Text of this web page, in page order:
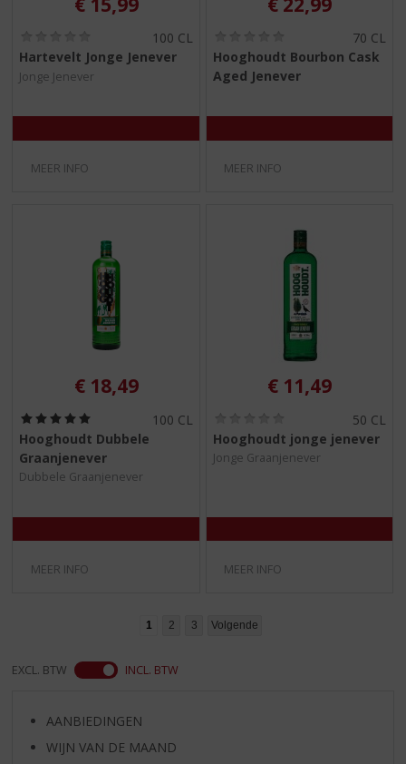
,
100 CL
Hartevelt Jonge Jenever
Jonge Jenever
MEER INFO
,
0
70 CL
Hooghoudt Bourbon Cask
Aged Jenever
MEER INFO
€ 18,49
,
/
100 CL
Hooghoudt Dubbele
Graanjenever
Dubbele Graanjenever
MEER INFO
€ 11,49
,
0
50 CL
Hooghoudt jonge jenever
Jonge Graanjenever
MEER INFO
1 2 3 Volgende
EXCL. BTW INCL. BTW
AANBIEDINGEN
WIJN VAN DE MAAND